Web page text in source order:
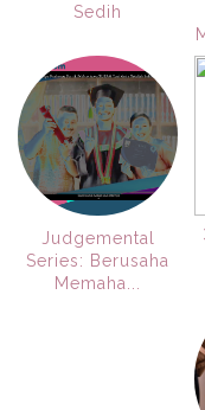
Sedih
Judgemental
Series: Berusaha
Memaha...